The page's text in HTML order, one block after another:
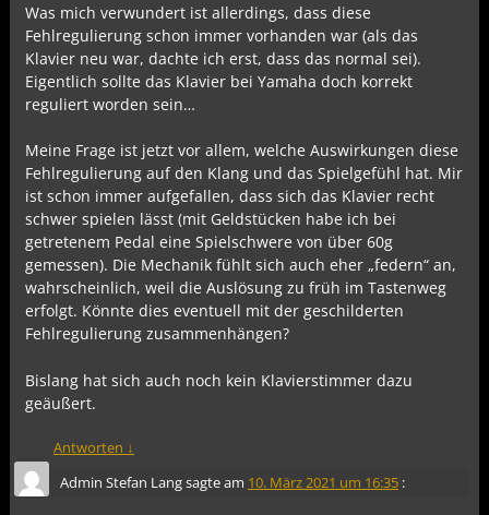
Was mich verwundert ist allerdings, dass diese
Fehlregulierung schon immer vorhanden war (als das
Klavier neu war, dachte ich erst, dass das normal sei).
Eigentlich sollte das Klavier bei Yamaha doch korrekt
reguliert worden sein…
Meine Frage ist jetzt vor allem, welche Auswirkungen diese
Fehlregulierung auf den Klang und das Spielgefühl hat. Mir
ist schon immer aufgefallen, dass sich das Klavier recht
schwer spielen lässt (mit Geldstücken habe ich bei
getretenem Pedal eine Spielschwere von über 60g
gemessen). Die Mechanik fühlt sich auch eher „federn“ an,
wahrscheinlich, weil die Auslösung zu früh im Tastenweg
erfolgt. Könnte dies eventuell mit der geschilderten
Fehlregulierung zusammenhängen?
Bislang hat sich auch noch kein Klavierstimmer dazu
geäußert.
Antworten ↓
Admin Stefan Langsagte am 10. März 2021 um 16:35 :